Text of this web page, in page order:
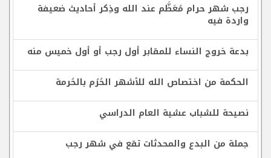
رجب شهر حرام مُعَظَّم عند الله وذِكر أحاديث ضعيفة
واردة فيه
بدعة خروج النساء للمقابر أول رجب أو أول خميس منه
الحكمة من اختصاص الله للأشهر الحُرُم بالحُرمة
نصيحة للشباب عشية العام الدراسي
جملة من البدع والمحدثات تقع في شهر رجب